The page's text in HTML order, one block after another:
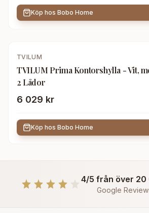
Köp hos Bobo Home
TVILUM
TVILUM Prima Kontorshylla - Vit,
2 Lådor
6 029 kr
Köp hos Bobo Home
4/5 från över 20
Google